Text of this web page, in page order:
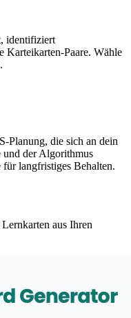
identifiziert
Karteikarten-Paare. Wähle
Planung, die sich an dein
und der Algorithmus
langfristiges Behalten.
aus Ihren